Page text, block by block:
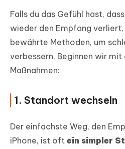
Falls du das Gefühl hast,
wieder den Empfang
bewährte Methoden, um
verbessern. Beginnen wir
Maßnahmen:
1. Standort wechseln
Der einfachste Weg, den
iPhone, ist oft ein simpler